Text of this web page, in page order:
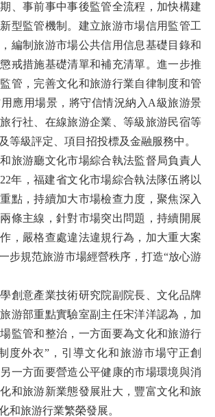
、事前事中事後監管全流程，加快構建
型監管機制。建立旅游市場信用監管工
編制旅游市場公共信用信息基礎目錄和
戒措施基礎清單和補充清單。進一步推
管，完善文化和旅游行業自律制度和管
應用場景，將守信情況納入A級旅游景
行社、在線旅游企業、等級旅游民宿等
等級評定、項目招投標及金融服務中。
游廳文化市場綜合執法監督局負責人
年，福建省文化市場綜合執法隊伍將以
點，持續加大市場檢查力度，聚焦深入
條主線，針對市場突出問題，持續開展
，嚴格查處違法違規行為，加大重大案
步規范旅游市場經營秩序，打造“放心游
意產業技術研究院副院長、文化品牌
游部重點實驗室副主任宋洋洋認為，加
監管和整治，一方面要為文化和旅游行
度外衣”，引導文化和旅游市場守正創
一方面要營造公平健康的市場環境與消
和旅游新業態發展壯大，豐富文化和旅
和旅游行業繁榮發展。